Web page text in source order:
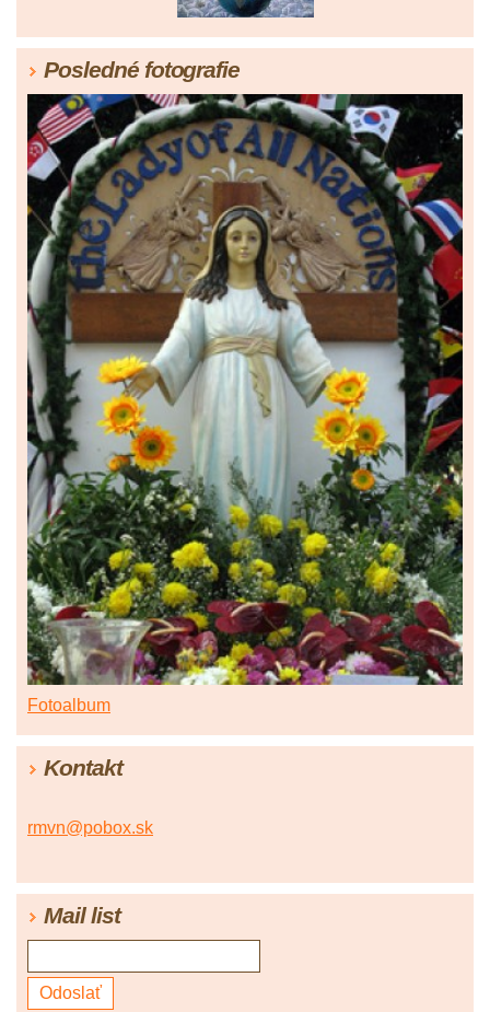
Posledné fotografie
Fotoalbum
Kontakt
rmvn@pobox.sk
Mail list